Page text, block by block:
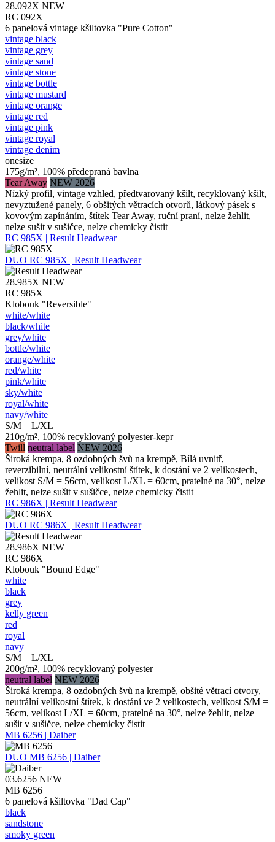
28.092X NEW
RC 092X
6 panelová vintage kšiltovka "Pure Cotton"
vintage black
vintage grey
vintage sand
vintage stone
vintage bottle
vintage mustard
vintage orange
vintage red
vintage pink
vintage royal
vintage denim
onesize
175g/m², 100% předepraná bavlna
Tear Away NEW 2026
Nízký profil, vintage vzhled, předtvarovaný kšilt, recyklovaný kšilt,
nevyztužené panely, 6 obšitých větracích otvorů, látkový pásek s
kovovým zapínáním, štítek Tear Away, ruční praní, nelze žehlit,
nelze sušit v sušičce, nelze chemicky čistit
RC 985X | Result Headwear
DUO RC 985X | Result Headwear
28.985X NEW
RC 985X
Klobouk "Reversible"
white/​white
black/​white
grey/​white
bottle/​white
orange/​white
red/​white
pink/​white
sky/​white
royal/​white
navy/​white
S/M – L/XL
210g/m², 100% recyklovaný polyester-kepr
Twill neutral label NEW 2026
Široká krempa, 8 ozdobných švů na krempě, Bílá uvnitř,
reverzibilní, neutrální velikostní štítek, k dostání ve 2 velikostech,
velikost S/M = 56cm, velikost L/XL = 60cm, pratelné na 30°, nelze
žehlit, nelze sušit v sušičce, nelze chemicky čistit
RC 986X | Result Headwear
DUO RC 986X | Result Headwear
28.986X NEW
RC 986X
Klobouk "Bound Edge"
white
black
grey
kelly green
red
royal
navy
S/M – L/XL
200g/m², 100% recyklovaný polyester
neutral label NEW 2026
Široká krempa, 8 ozdobných švů na krempě, obšité větrací otvory,
neutrální velikostní štítek, k dostání ve 2 velikostech, velikost S/M =
56cm, velikost L/XL = 60cm, pratelné na 30°, nelze žehlit, nelze
sušit v sušičce, nelze chemicky čistit
MB 6256 | Daiber
DUO MB 6256 | Daiber
03.6256 NEW
MB 6256
6 panelová kšiltovka "Dad Cap"
black
sandstone
smoky green